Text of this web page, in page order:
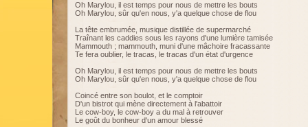
Oh Marylou, il est temps pour nous de mettre les bouts
Oh Marylou, sûr qu'en nous, y'a quelque chose de flou
La tête embrumée, musique distillée de supermarché
Traînant les caddies sous les rayons d'une lumière tamisée
Mammouth ; mammouth, muni d'une mâchoire fracassante
Te fera oublier, le tracas, le tracas d'un état d'urgence
Oh Marylou, il est temps pour nous de mettre les bouts
Oh Marylou, sûr qu'en nous, y'a quelque chose de flou
Coincé entre son boulot, et le comptoir
D'un bistrot qui mène directement à l'abattoir
Le cow-boy, le cow-boy a du mal à retrouver
Le goût du bonheur d'un amour blessé